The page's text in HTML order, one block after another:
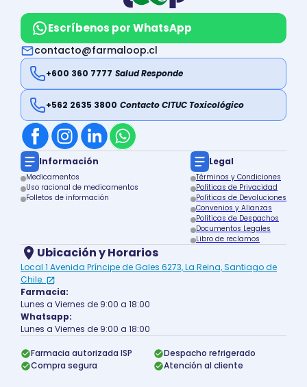
Escríbenos por WhatsApp
contacto@farmaloop.cl
+600 360 7777 Salud Responde
+562 2635 3800 Contacto CITUC Toxicológico
Información
Medicamentos
Uso racional de medicamentos
Folletos de información
Legal
Términos y Condiciones
Políticas de Privacidad
Políticas de Devoluciones
Convenios y Alianzas
Políticas de Despachos
Documentos Legales
Libro de reclamos
Ubicación y Horarios
Local 1 Avenida Príncipe de Gales 6273, La Reina, Santiago de
Chile.
Farmacia:
Lunes a Viernes de 9:00 a 18:00
Whatsapp:
Lunes a Viernes de 9:00 a 18:00
Farmacia autorizada ISP
Despacho refrigerado
Compra segura
Atención al cliente